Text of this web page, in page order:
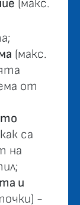
(макс.
(макс.
от
са
на
и
-